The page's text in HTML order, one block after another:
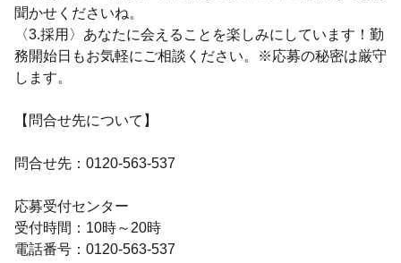
聞かせくださいね。
〈3.採用〉あなたに会えることを楽しみにしています！勤
務開始日もお気軽にご相談ください。※応募の秘密は厳守
します。
【問合せ先について】
問合せ先：0120-563-537
応募受付センター
受付時間：10時～20時
電話番号：0120-563-537